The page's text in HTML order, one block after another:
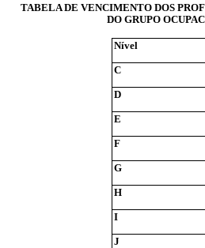
TABELA DE VENCIMENTO DOS
DO GRUPO
Nível
C
D
E
F
G
H
I
J